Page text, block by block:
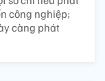
công nghiệp;
càng phát